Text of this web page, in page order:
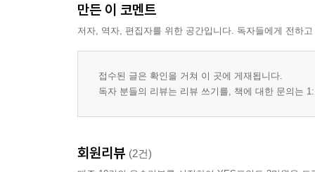
만든 이 코멘트
저자, 역자, 편집자를 위한 공간입니다. 독자들에게 전하
접수된 글은 확인을 거쳐 이 곳에 게재됩니다.
독자 분들의 리뷰는 리뷰 쓰기를, 책에 대한 문의는
회원리뷰 (2건)